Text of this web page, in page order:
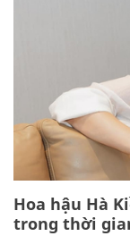
Hoa hậu Hà
trong thời